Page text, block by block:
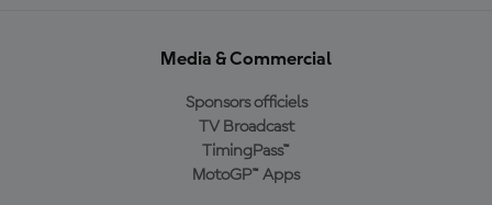
Media & Commercial
Sponsors officiels
TV Broadcast
TimingPass™
MotoGP™ Apps